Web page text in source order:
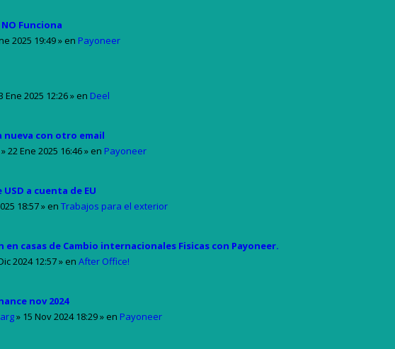
Funciona
2025 19:49» en Payoneer
Ene 2025 12:26» en Deel
nueva con otro email
»22 Ene 2025 16:46» en Payoneer
a cuenta de EU
18:57» en Trabajos para el exterior
en casas de Cambio internacionales Fisicas con Payoneer.
2024 12:57» en After Office!
nov 2024
» 15 Nov 2024 18:29» en Payoneer